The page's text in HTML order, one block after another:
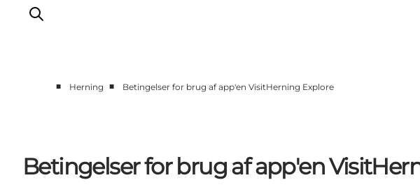
Kunstlandet
Se og oplev
■ Herning ■ Betingelser for brug af app'en VisitHerning Explore
Betingelser for brug af app'en